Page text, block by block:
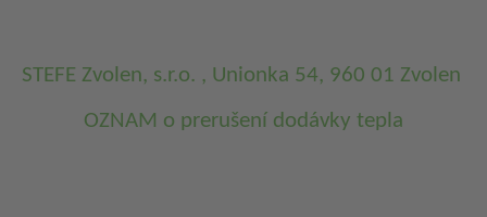
STEFE Zvolen, s.r.o. , Unionka 54, 960 01 Zvolen
OZNAM o prerušení dodávky tepla